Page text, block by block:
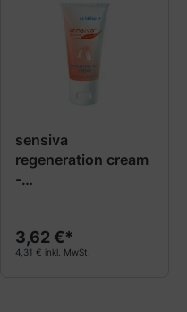
sensiva
regeneration cream
-
3,62 €*
4,31 € inkl. MwSt.